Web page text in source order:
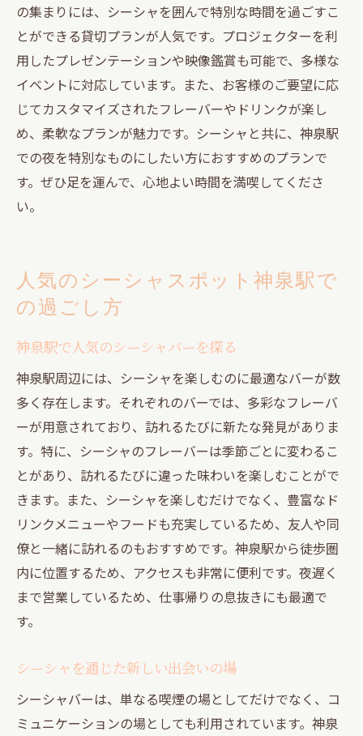
の集まりには、シーシャを囲んで特別な時間を過ごすこ
とができる貸切プランが人気です。プロジェクターを利
用したプレゼンテーションや映像鑑賞も可能で、多様な
イベントに対応しています。また、お客様のご要望に応
じてカスタマイズされたフレーバーやドリンクが楽し
め、柔軟なプランが魅力です。シーシャと共に、神泉駅
での夜を特別なものにしたい方におすすめのプランで
す。ぜひ足を運んで、心地よい時間を満喫してくださ
い。
人気のシーシャスポット神泉駅で
の過ごし方
神泉駅で人気のシーシャバーを探る
神泉駅周辺には、シーシャを楽しむのに最適なバーが数
多く存在します。それぞれのバーでは、多彩なフレーバ
ーが用意されており、訪れるたびに新たな発見がありま
す。特に、シーシャのフレーバーは季節ごとに変わるこ
とがあり、訪れるたびに違った味わいを楽しむことがで
きます。また、シーシャを楽しむだけでなく、豊富なド
リンクメニューやフードも充実しているため、友人や同
僚と一緒に訪れるのもおすすめです。神泉駅から徒歩圏
内に位置するため、アクセスも非常に便利です。夜遅く
まで営業しているため、仕事帰りの息抜きにも最適で
す。
シーシャを通じた新しい出会いの場
シーシャバーは、単なる喫煙の場としてだけでなく、コ
ミュニケーションの場としても利用されています。神泉